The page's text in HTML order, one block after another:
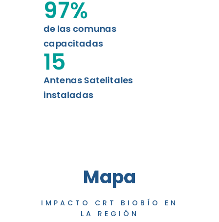
de las comunas
capacitadas
97%
Antenas Satelitales
instaladas
15
Mapa
IMPACTO CRT BIOBÍO EN
LA REGIÓN